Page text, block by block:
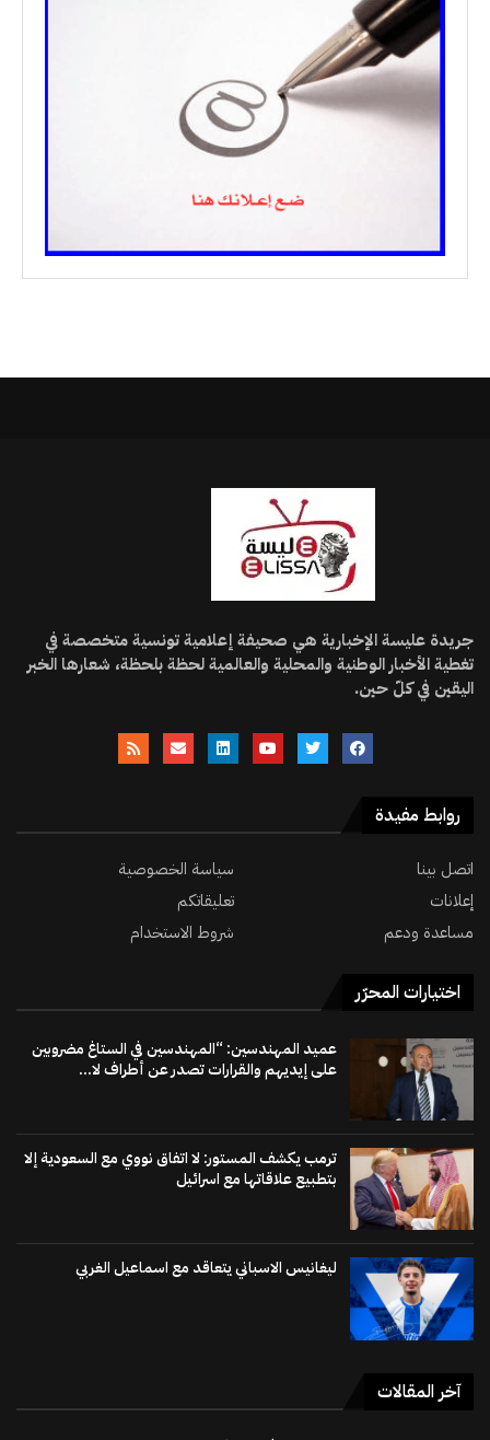
جريدة عليسة الإخبارية هي صحيفة إعلامية تونسية متخصصة في
تغطية الأخبار الوطنية والمحلية والعالمية لحظة بلحظة، شعارها الخبر
اليقين في كلّ حين.
روابط مفيدة
اتصل بينا
سياسة الخصوصية
إعلانات
تعليقاتكم
مساعدة ودعم
شروط الاستخدام
اختيارات المحرّر
عميد المهندسين: “المهندسين في الستاغ مضروبين
على إيديهم والقرارات تصدر عن أطراف لا...
ترمب يكشف المستور: لا اتفاق نووي مع السعودية إلا
بتطبيع علاقاتها مع اسرائيل
ليغانيس الاسباني يتعاقد مع اسماعيل الغربي
آخر المقالات